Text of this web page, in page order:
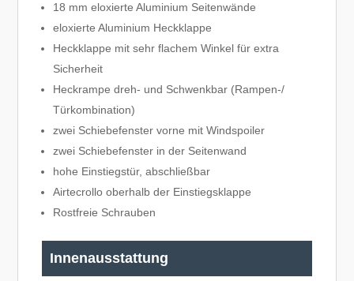
18 mm eloxierte Aluminium Seitenwände
eloxierte Aluminium Heckklappe
Heckklappe mit sehr flachem Winkel für extra
Sicherheit
Heckrampe dreh- und Schwenkbar (Rampen-/
Türkombination)
zwei Schiebefenster vorne mit Windspoiler
zwei Schiebefenster in der Seitenwand
hohe Einstiegstür, abschließbar
Airtecrollo oberhalb der Einstiegsklappe
Rostfreie Schrauben
Innenausstattung